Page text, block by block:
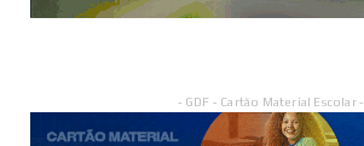
- GDF - Cartão Material Escolar -